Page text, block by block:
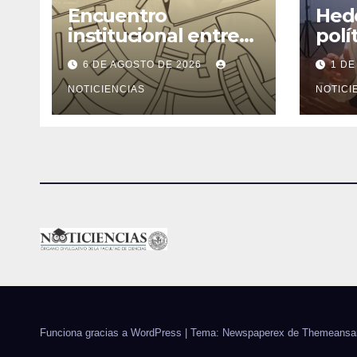
Encuentro
institucional entre
la Facultad de
Ciencias y el
Ministerio de
Ciencia y Tecnología
6 DE AGOSTO DE 2026
NOTICIENCIAS
1 DE
Funciona gracias a WordPress Tema: Newspaperex de